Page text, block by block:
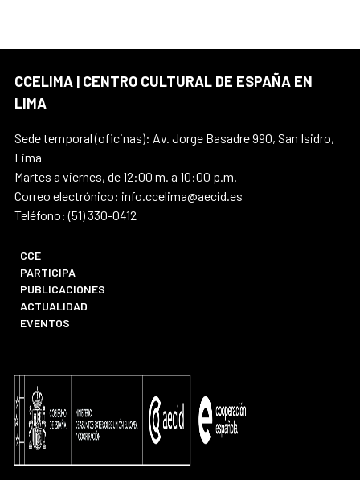
CCELIMA | CENTRO CULTURAL DE ESPAÑA EN
LIMA
Sede temporal (oficinas): Av. Jorge Basadre 990, San Isidro,
Lima
Martes a viernes, de 12:00 m. a 10:00 p.m.
Correo electrónico: info.ccelima@aecid.es
Teléfono: (51) 330-0412
CCE
PARTICIPA
PUBLICACIONES
ACTUALIDAD
EVENTOS